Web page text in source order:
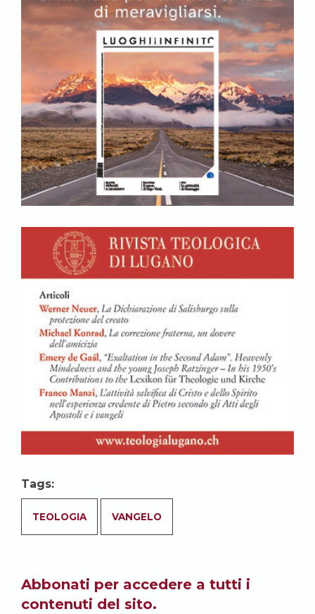
Tags:
TEOLOGIA VANGELO
Abbonati per accedere a tutti i
contenuti del sito.